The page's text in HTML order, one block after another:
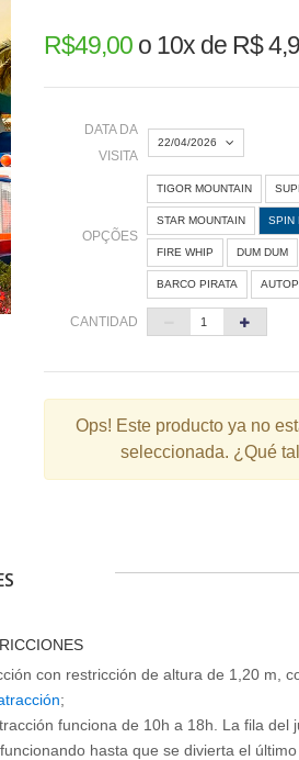
R$49,00o 10x de R$
DATA DA
VISITA
22/04/2026
« Agosto 2026
D S Q Q
24 27
30 31
OPÇÕES
TIGOR MOUNTAIN
STAR MOUNTAIN SPIN
FIRE WHIP DUM DUM
BARCO PIRATA
CANTIDAD
Ops! Este producto ya no
seleccionada. ¿Qué
con restricción de altura de 1,20 m,
;
funciona de 10h a 18h. La fila del
hasta que se divierta el último